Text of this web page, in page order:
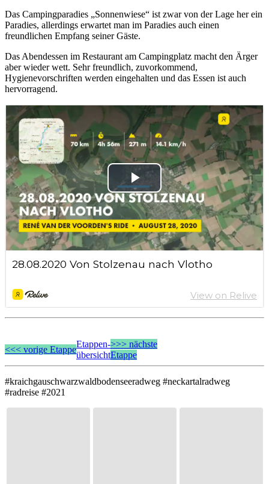
Das Campingparadies „Sonnenwiese“ ist zwar von der Lage her ein
Paradies, allerdings erwartet man im Paradies auch einen
freundlichen Empfang seiner Gäste.
Das Abendessen im Restaurant am Campingplatz macht den Ärger
aber wieder wett. Sehr freundlich, zuvorkommend,
Hygienevorschriften werden eingehalten und das Essen ist auch
hervorragend.
<<< vorige Etappe
Etappen-
übersicht
>>> nächste
Etappe
#kraichgauschwarzwaldbodenseeradweg #neckartalradweg
#radreise #2021